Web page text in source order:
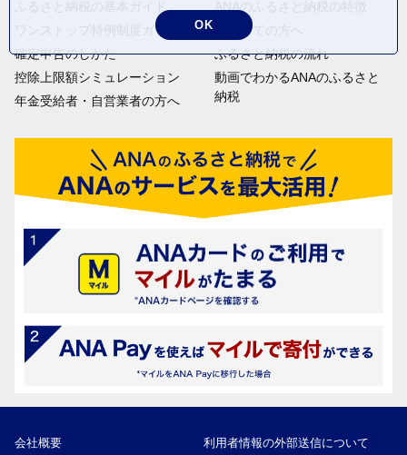
ふるさと納税の基本ガイド
ワンストップ特例制度ガイド
確定申告のしかた
控除上限額シミュレーション
年金受給者・自営業者の方へ
ANAのふるさと納税の特徴
はじめての方へ
ふるさと納税の流れ
動画でわかるANAのふるさと
納税
会社概要 利用者情報の外部送信について
OK